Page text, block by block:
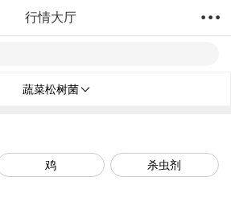
行情大厅
蔬菜松树菌
鸡 杀虫剂